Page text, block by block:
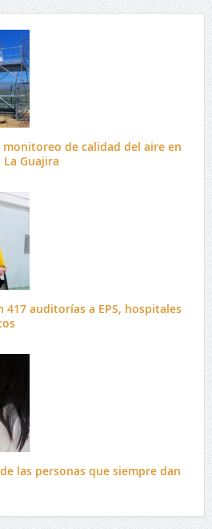
de calidad del aire en
Guajira
417 auditorías a EPS, hospitales
las personas que siempre dan